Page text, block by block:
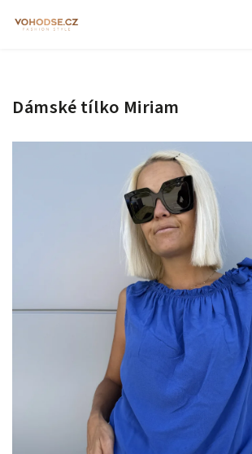
Dámské tílko Miriam